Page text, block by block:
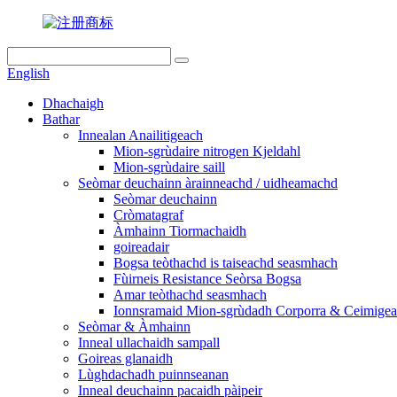
English
Dhachaigh
Bathar
Innealan Anailitigeach
Mion-sgrùdaire nitrogen Kjeldahl
Mion-sgrùdaire saill
Seòmar deuchainn àrainneachd / uidheamachd
Seòmar deuchainn
Cròmatagraf
Àmhainn Tiormachaidh
goireadair
Bogsa teòthachd is taiseachd seasmhach
Fùirneis Resistance Seòrsa Bogsa
Amar teòthachd seasmhach
Ionnsramaid Mion-sgrùdadh Corporra &
Seòmar & Àmhainn
Inneal ullachaidh sampall
Goireas glanaidh
Lùghdachadh puinnseanan
Inneal deuchainn pacaidh pàipeir